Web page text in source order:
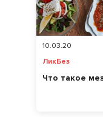
10.03.20
ЛикБез
Что такое